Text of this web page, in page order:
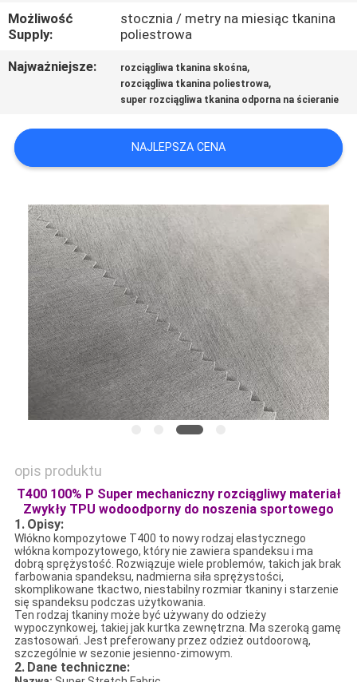
PRZYPADKI
SITEMAP
PRIVACY
POLICY
Możliwość
Supply:
stocznia / metry na miesiąc tkanina
poliestrowa
Najważniejsze:
rozciągliwa tkanina skośna,
rozciągliwa tkanina poliestrowa,
super rozciągliwa tkanina odporna na ścieranie
NAJLEPSZA CENA
opis produktu
T400 100% P Super mechaniczny rozciągliwy materiał
Zwykły TPU wodoodporny do noszenia sportowego
1. Opisy:
Włókno kompozytowe T400 to nowy rodzaj elastycznego
włókna kompozytowego, który nie zawiera spandeksu i ma
dobrą sprężystość. Rozwiązuje wiele problemów, takich jak brak
farbowania spandeksu, nadmierna siła sprężystości,
skomplikowane tkactwo, niestabilny rozmiar tkaniny i starzenie
się spandeksu podczas użytkowania.
Ten rodzaj tkaniny może być używany do odzieży
wypoczynkowej, takiej jak kurtka zewnętrzna. Ma szeroką gamę
zastosowań. Jest preferowany przez odzież outdoorową,
szczególnie w sezonie jesienno-zimowym.
2. Dane techniczne: